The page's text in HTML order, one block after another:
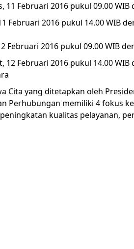
11 Februari 2016 pukul 09.00
Februari 2016 pukul 14.00 WIB
Februari 2016 pukul 09.00 WIB
12 Februari 2016 pukul 14.00
Cita yang ditetapkan oleh
Perhubungan memiliki 4 fokus
kualitas pelayanan,